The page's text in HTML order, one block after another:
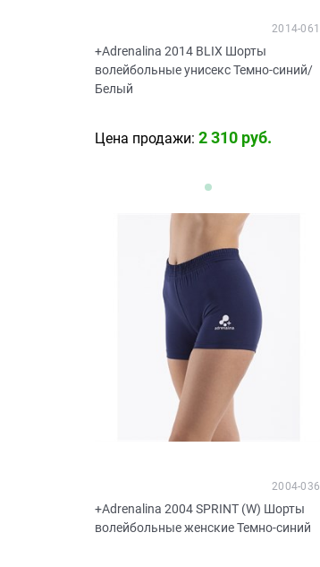
+Adrenalina 2014 BLIX Шорты
волейбольные унисекс Темно-синий/
Белый
2014-061
Цена продажи: 2 310 руб.
+Adrenalina 2004 SPRINT (W) Шорты
волейбольные женские Темно-синий
2004-036